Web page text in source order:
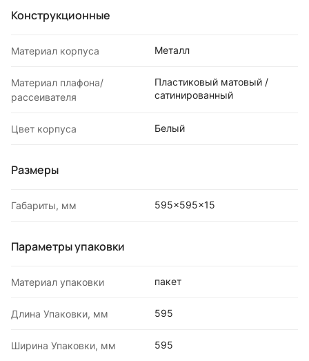
Конструкционные
Материал корпуса Металл
Материал плафона/
рассеивателя
Пластиковый матовый /
сатинированный
Цвет корпуса Белый
Размеры
Габариты, мм 595x595x15
Параметры упаковки
Материал упаковки пакет
Длина Упаковки, мм 595
Ширина Упаковки, мм 595